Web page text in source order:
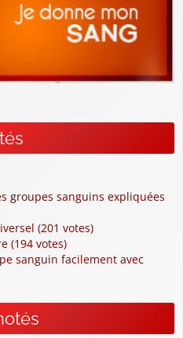
groupes sanguins expliquées
(201 votes)
(194 votes)
sanguin facilement avec